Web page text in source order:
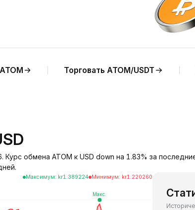
Торговать ATOM/USDT
обмена ATOM к USD down на 1.83% за
Максимум: kr1.389224 Минимум: kr1.220260